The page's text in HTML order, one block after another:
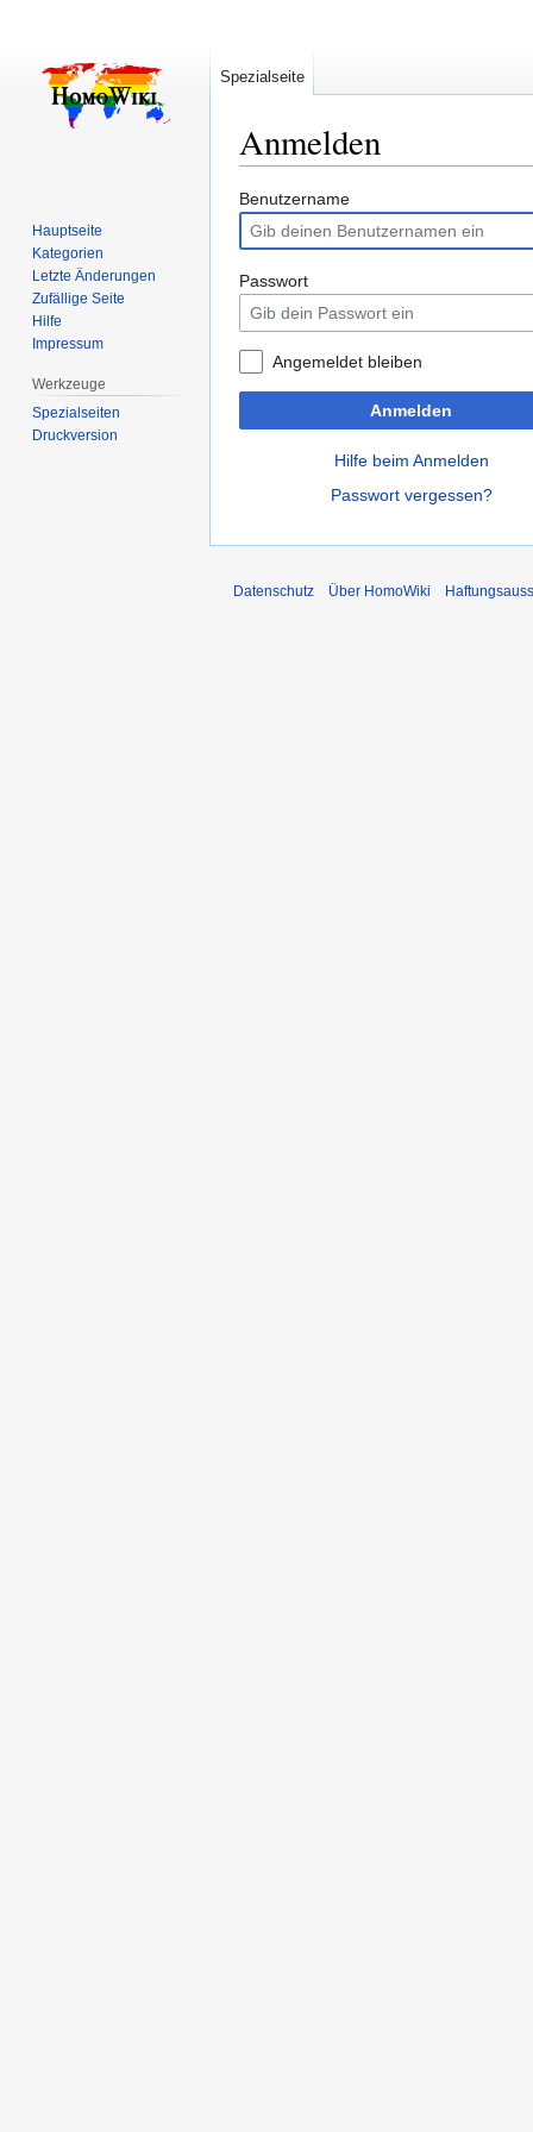
Anmelden
Zur
Navigation
springen
Zur
Suche
springen
Benutzername
Passwort
Angemeldet bleiben
Anmelden
Hilfe beim Anmelden
Passwort vergessen?
Spezialseite
Hauptseite
Kategorien
Letzte Änderungen
Zufällige Seite
Hilfe
Impressum
Werkzeuge
Spezialseiten
Druckversion
Datenschutz Über HomoWiki